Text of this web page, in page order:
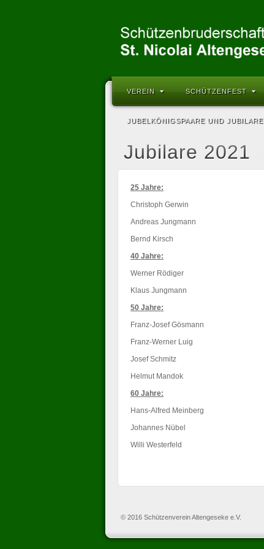
VEREIN SCHÜTZENFEST
JUBELKÖNIGSPAARE UND JUBILARE
Jubilare 2021
25 Jahre:
Christoph Gerwin
Andreas Jungmann
Bernd Kirsch
40 Jahre:
Werner Rödiger
Klaus Jungmann
50 Jahre:
Franz-Josef Gösmann
Franz-Werner Luig
Josef Schmitz
Helmut Mandok
60 Jahre:
Hans-Alfred Meinberg
Johannes Nübel
Willi Westerfeld
© 2016 Schützenverein Altengeseke e.V.